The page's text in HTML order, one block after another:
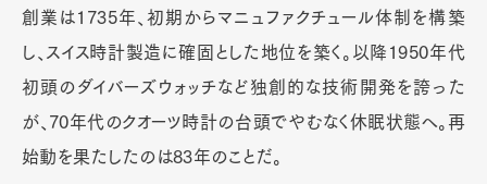
創業は1735年、初期からマニュファクチュール体制を構築
し、スイス時計製造に確固とした地位を築く。以降1950年代
初頭のダイバーズウォッチなど独創的な技術開発を誇った
が、70年代のクオーツ時計の台頭でやむなく休眠状態へ。再
始動を果たしたのは83年のことだ。